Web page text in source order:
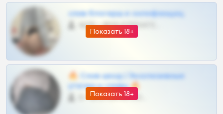
Показать 18+
слив блогерш и онлифанщиц
4675 •
Показать 18+
🔥 Слив шкод | Эксклюзивные
утечки и сливы 🔥
0 •